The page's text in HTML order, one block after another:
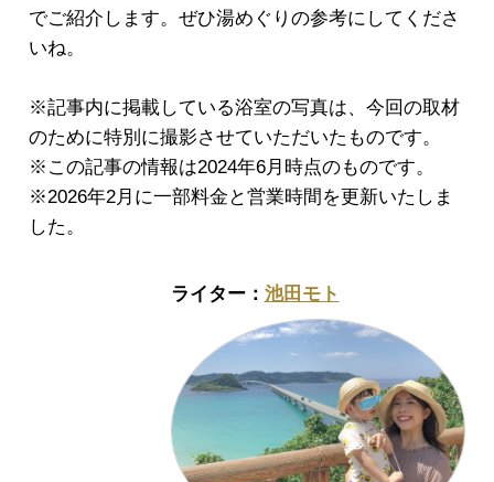
でご紹介します。ぜひ湯めぐりの参考にしてくださ
いね。
※記事内に掲載している浴室の写真は、今回の取材
のために特別に撮影させていただいたものです。
※この記事の情報は2024年6月時点のものです。
※2026年2月に一部料金と営業時間を更新いたしま
した。
池田モト